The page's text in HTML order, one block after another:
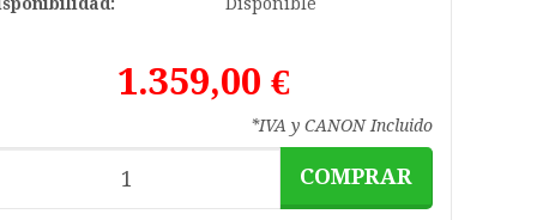
1.359,00 €
*IVA y CANON Incluido
COMPRAR